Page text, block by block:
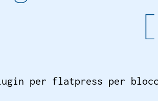
per flatpress per